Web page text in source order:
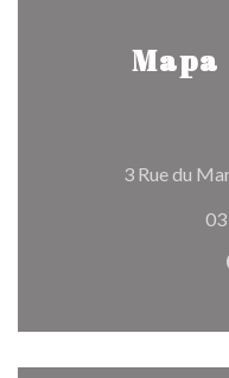
Mapa
3 Rue du